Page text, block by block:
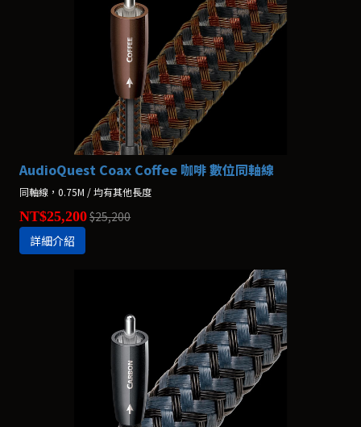
AudioQuest Coax Coffee 咖啡 數位同軸線
同軸線，0.75M / 均有其他長度
NT$25,200$25,200
詳細介紹